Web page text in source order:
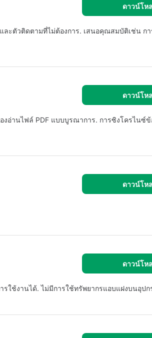
ดาวน์โห
ะตัวติดตามที่ไม่ต้องการ. เสนอคุณสมบัติเช่น กา
ดาวน์โห
อ่านไฟล์ PDF แบบบูรณาการ. การซิงโครไนซ์ข้
ดาวน์โห
ดาวน์โห
ใช้งานได้. ไม่มีการใช้ทรัพยากรแอบแฝงบนอุป